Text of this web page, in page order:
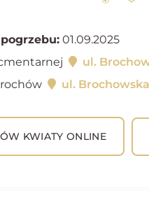
01.09.2025
ul.
ul. Brochowska
KWIATY ONLINE